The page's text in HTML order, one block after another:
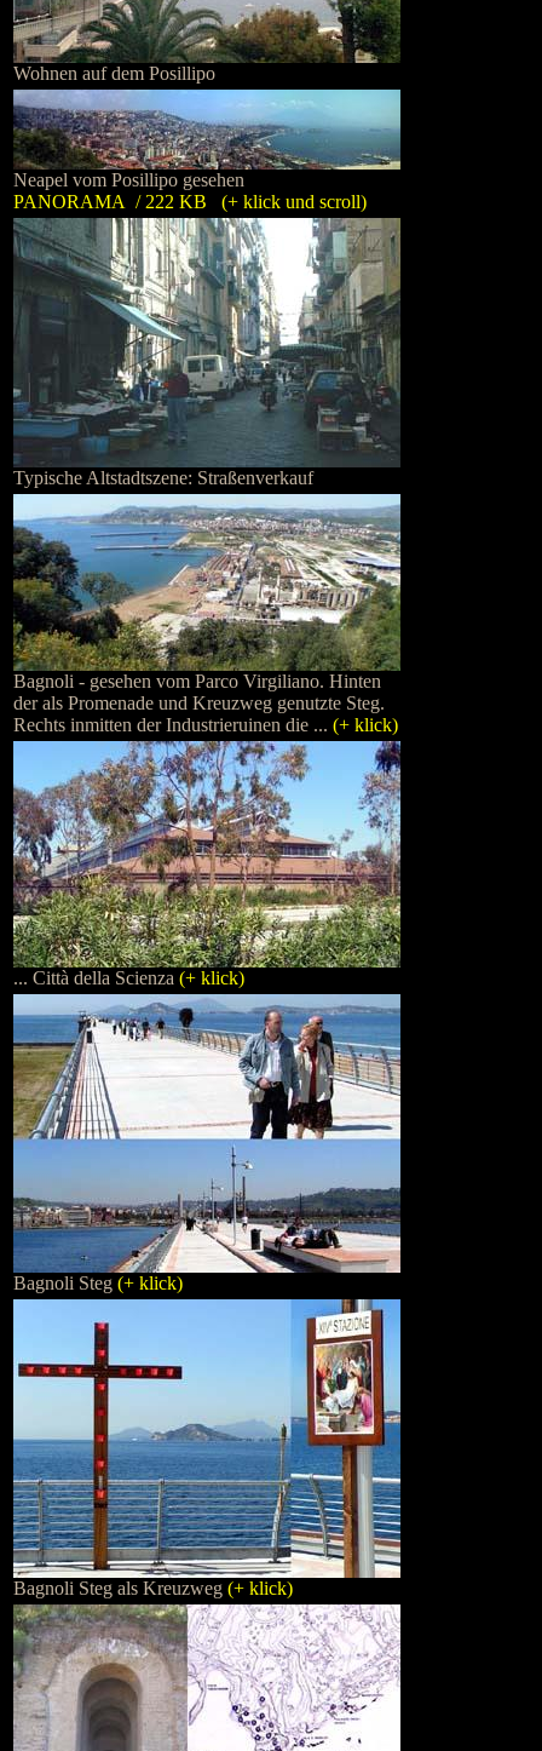
Wohnen auf dem Posillipo
Neapel vom Posillipo gesehen
PANORAMA / 222 KB (+ klick und scroll)
Typische Altstadtszene: Straßenverkauf
Bagnoli - gesehen vom Parco Virgiliano. Hinten
der als Promenade und Kreuzweg genutzte Steg.
Rechts inmitten der Industrieruinen die ... (+ klick)
... Città della Scienza (+ klick)
Bagnoli Steg (+ klick)
Bagnoli Steg als Kreuzweg (+ klick)